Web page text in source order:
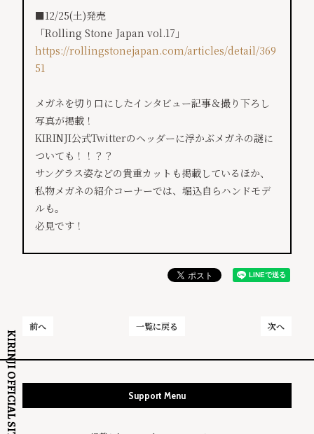
KIRINJI OFFICIAL SITE
​■12/25(土)発売‬
「Rolling Stone Japan vol.17」
https://rollingstonejapan.com/articles/detail/369
51
メガネを切り口にしたインタビュー記事＆撮り下ろし
写真が掲載！
KIRINJI公式Twitterのヘッダーに浮かぶメガネの謎に
ついても！！？？
サングラス姿などの貴重カットも掲載しているほか、
私物メガネの紹介コーナーでは、堀込自らハンドモデ
ルも。
必見です！
前へ 一覧に戻る 次へ
Support Menu